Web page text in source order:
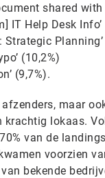
shared
IT Help Desk Info’
Strategic
(10,2%)
(9,7%).
maar
krachtig lokaas.
van de
voorzien
bekende